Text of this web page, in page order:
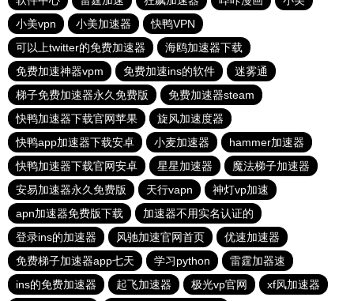
小美vpn
小美加速器
快鸭VPN
可以上twitter的免费加速器
海鸥加速器下载
免费加速神器vpm
免费加速ins的软件
迷雾通
梯子免费加速器永久免费版
免费加速器steam
快鸭加速器下载官网苹果
旋风加速度器
快鸭app加速器下载安卓
小麦加速器
hammer加速器
快鸭加速器下载官网安卓
星星加速器
魔法梯子加速器
安易加速器永久免费版
天行vapn
神灯vp加速
apn加速器免费版下载
加速器不用实名认证的
登录ins的加速器
风驰加速官网首页
优速加速器
免费梯子加速器app七天
学习python
雷霆加器速
ins的免费加速器
起飞加速器 极光vp官网
xf风加速器